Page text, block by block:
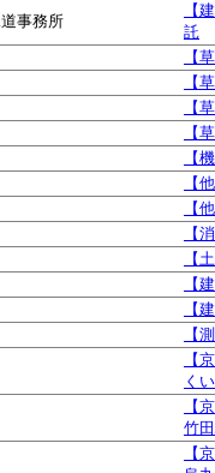
事務所
【
託
【
【
【
【
【
【
【
【
【
【
【
【
【
く
【
竹
【